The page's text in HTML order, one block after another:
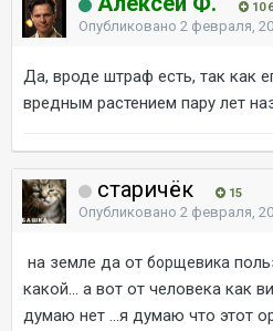
10
Опубликовано 2 февраля,
Да, вроде штраф есть, так как
вредным растением пару лет
старичёк 15
Опубликовано 2 февраля,
на земле да от борщевика
какой... а вот от человека как
думаю нет ...я думаю что этот